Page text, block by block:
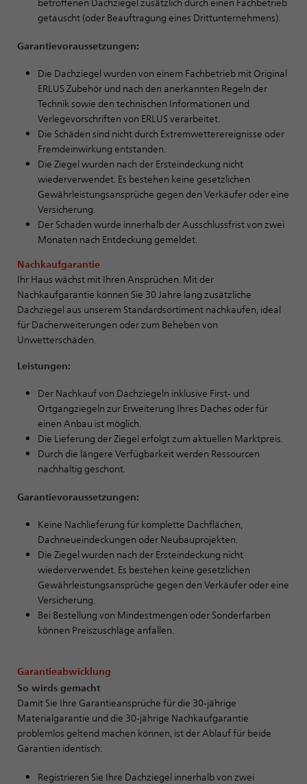
getauscht (oder Beauftragung eines Drittunternehmens).
Garantievoraussetzungen:
Die Dachziegel wurden von einem Fachbetrieb mit Original
ERLUS Zubehör und nach den anerkannten Regeln der
Technik sowie den technischen Informationen und
Verlegevorschriften von ERLUS verarbeitet.
Die Schäden sind nicht durch Extremwetterereignisse oder
Fremdeinwirkung entstanden.
Die Ziegel wurden nach der Ersteindeckung nicht
wiederverwendet. Es bestehen keine gesetzlichen
Gewährleistungsansprüche gegen den Verkäufer oder eine
Versicherung.
Der Schaden wurde innerhalb der Ausschlussfrist von zwei
Monaten nach Entdeckung gemeldet.
Nachkaufgarantie
Ihr Haus wächst mit Ihren Ansprüchen. Mit der
Nachkaufgarantie können Sie 30 Jahre lang zusätzliche
Dachziegel aus unserem Standardsortiment nachkaufen, ideal
für Dacherweiterungen oder zum Beheben von
Unwetterschäden.
Leistungen:
Der Nachkauf von Dachziegeln inklusive First- und
Ortgangziegeln zur Erweiterung Ihres Daches oder für
einen Anbau ist möglich.
Die Lieferung der Ziegel erfolgt zum aktuellen Marktpreis.
Durch die längere Verfügbarkeit werden Ressourcen
nachhaltig geschont.
Garantievoraussetzungen:
Keine Nachlieferung für komplette Dachflächen,
Dachneueindeckungen oder Neubauprojekten.
Die Ziegel wurden nach der Ersteindeckung nicht
wiederverwendet. Es bestehen keine gesetzlichen
Gewährleistungsansprüche gegen den Verkäufer oder eine
Versicherung.
Bei Bestellung von Mindestmengen oder Sonderfarben
können Preiszuschläge anfallen.
Garantieabwicklung
So wirds gemacht
Damit Sie Ihre Garantieansprüche für die 30-jährige
Materialgarantie und die 30-jährige Nachkaufgarantie
problemlos geltend machen können, ist der Ablauf für beide
Garantien identisch:
Registrieren Sie Ihre Dachziegel innerhalb von zwei